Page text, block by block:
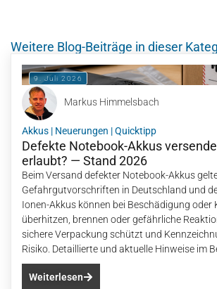
Weitere Blog-Beiträge in dieser
9. Juli 2026
Markus Himmelsbach
Akkus | Neuerungen |Quicktipp
Defekte Notebook-Akkus
erlaubt? — Stand 2026
Beim Versand defekter Notebook-Akkus
Gefahrgutvorschriften in Deutschland und
Ionen-Akkus können bei Beschädigung oder
überhitzen, brennen oder gefährliche
sichere Verpackung schützt und
Risiko. Detaillierte und aktuelle Hinweise im
Weiterlesen